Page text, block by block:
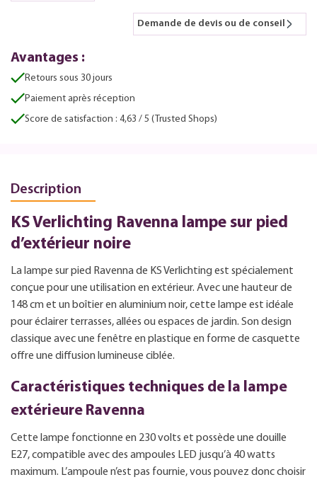
Demande de devis ou de conseil
Avantages :
Retours sous 30 jours
Paiement après réception
Score de satisfaction : 4,63 / 5 (Trusted Shops)
Description
KS Verlichting Ravenna lampe sur pied
d’extérieur noire
La lampe sur pied Ravenna de KS Verlichting est spécialement
conçue pour une utilisation en extérieur. Avec une hauteur de
148 cm et un boîtier en aluminium noir, cette lampe est idéale
pour éclairer terrasses, allées ou espaces de jardin. Son design
classique avec une fenêtre en plastique en forme de casquette
offre une diffusion lumineuse ciblée.
Caractéristiques techniques de la lampe
extérieure Ravenna
Cette lampe fonctionne en 230 volts et possède une douille
E27, compatible avec des ampoules LED jusqu’à 40 watts
maximum. L’ampoule n’est pas fournie, vous pouvez donc choisir